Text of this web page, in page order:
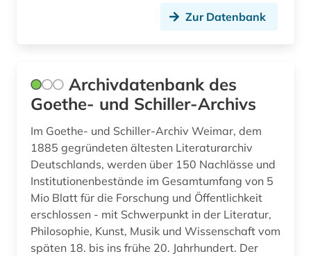
politik (10)
politische philosophie (1)
politische wissenschaft (2)
popkultur (1)
postkoloniale studien (1)
pragmatik (1)
Zur Datenbank
Archivdatenbank des
Goethe- und Schiller-Archivs
Im Goethe- und Schiller-Archiv Weimar, dem
1885 gegründeten ältesten Literaturarchiv
Deutschlands, werden über 150 Nachlässe und
Institutionenbestände im Gesamtumfang von 5
Mio Blatt für die Forschung und Öffentlichkeit
erschlossen - mit Schwerpunkt in der Literatur,
Philosophie, Kunst, Musik und Wissenschaft vom
späten 18. bis ins frühe 20. Jahrhundert. Der